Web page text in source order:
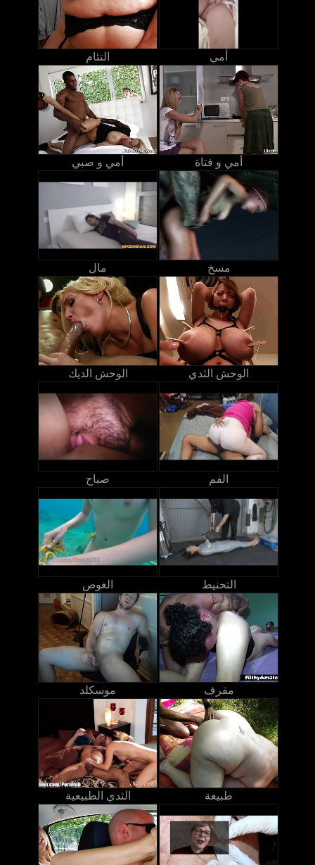
التئام أمي
أمي و صبي أمي و فتاة
مال مسخ
الوحش الديك الوحش الثدي
صباح الفم
الغوص التحنيط
موسكلد مقرف
الثدي الطبيعية طبيعة